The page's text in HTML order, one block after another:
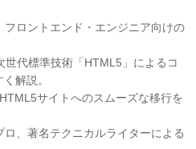
フロントエンド・エンジニア向けの
世代標準技術「HTML5」によるコ
解説。
サイトへのスムーズな移行を
ロ、著名テクニカルライターによる